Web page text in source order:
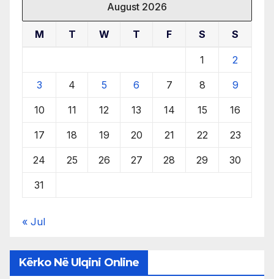
August 2026
M T W T F S S
1 2
3 4 5 6 7 8 9
10 11 12 13 14 15 16
17 18 19 20 21 22 23
24 25 26 27 28 29 30
31
« Jul
Kërko Në Ulqini Online